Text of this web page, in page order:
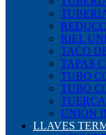
RIEL
TACO
TAPAS
TUBO
TUBO
UNIÓN
LLAVES